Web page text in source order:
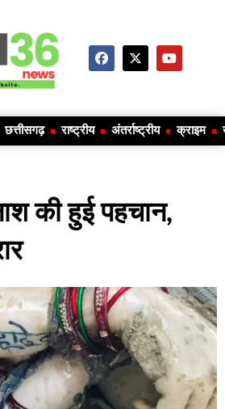
छत्तीसगढ़ राष्ट्रीय अंतर्राष्ट्रीय क्राइम
की हुई पहचान,